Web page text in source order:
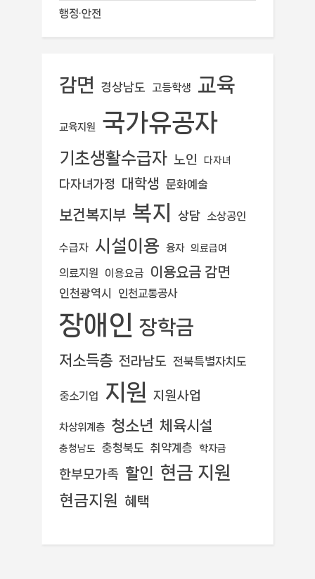
행정·안전
감면 경상남도 고등학생 교육
교육지원 국가유공자
기초생활수급자 노인 다자녀
다자녀가정 대학생 문화예술
보건복지부 복지 상담 소상공인
수급자 시설이용 융자 의료급여
의료지원 이용요금 이용요금 감면
인천광역시 인천교통공사
장애인 장학금
저소득층 전라남도 전북특별자치도
중소기업 지원 지원사업
차상위계층 청소년 체육시설
충청남도 충청북도 취약계층 학자금
한부모가족 할인 현금 지원
현금지원 혜택